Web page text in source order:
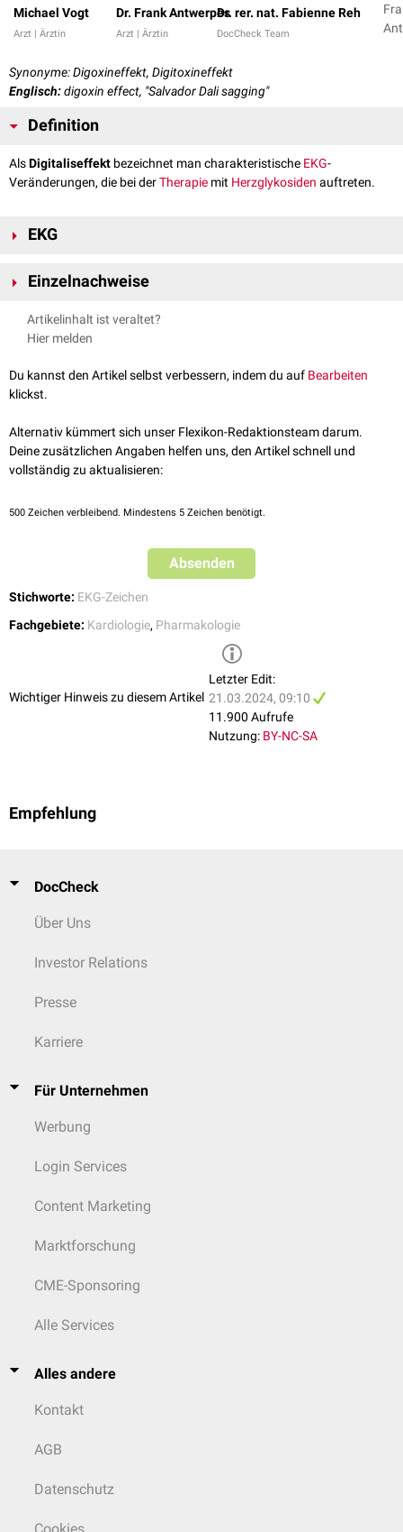
Michael Vogt
Arzt | Ärztin
Dr. Frank Antwerpes
Arzt | Ärztin
Dr. rer. nat. Fabienne Reh
DocCheck Team
Synonyme: Digoxineffekt, Digitoxineffekt
Englisch:digoxin effect, "Salvador Dali sagging"
Definition
AlsDigitaliseffekt bezeichnet man charakteristische EKG-
Veränderungen, die bei derTherapie mit Herzglykosiden auftreten.
EKG
generalisierte, muldenförmige
Verkürzung derQT-Dauer
dromotrope Wirkung) und eineU-Welleauftreten.
Es besteht keine Korrelation zwischen der Ausprägung des Effekts und
Einzelnachweise
Ed Burns, Robert Buttner
Aufgerufen am 3. August, 2023
verständlich, Kapitel 13.5 Einfluss von Medikamenten 2. Auflage,
Elsevier Verlag München, 2015.
Artikelinhalt ist veraltet?
Hier melden
Du kannst den Artikel selbst verbessern, indem du auf Bearbeiten
klickst.
Alternativ kümmert sich unser Flexikon-Redaktionsteam darum.
Deine zusätzlichen Angaben helfen uns, den Artikel schnell und
vollständig zu aktualisieren:
500 Zeichen verbleibend. Mindestens 5 Zeichen benötigt.
Absenden
Stichworte: EKG-Zeichen
Fachgebiete: Kardiologie, Pharmakologie
Wichtiger Hinweis zu diesem Artikel
Letzter Edit:
21.03.2024, 09:10
11.900 Aufrufe
Nutzung: BY-NC-SA
Empfehlung
DocCheck
Über Uns
Investor Relations
Presse
Karriere
Für Unternehmen
Werbung
Login Services
Content Marketing
Marktforschung
CME-Sponsoring
Alle Services
Alles andere
Kontakt
AGB
Datenschutz